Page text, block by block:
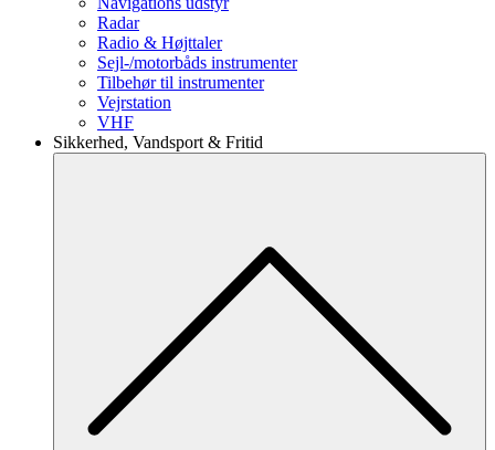
Radar
Radio & Højttaler
Sejl-/motorbåds instrumenter
Tilbehør til instrumenter
Vejrstation
VHF
Sikkerhed, Vandsport & Fritid